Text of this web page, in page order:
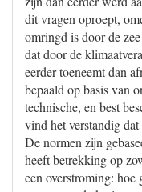
dit vragen oproept,
omringd is door de
dat door de
eerder toeneemt dan
bepaald op basis van
technische, en best
vind het verstandig
De normen zijn
heeft betrekking op
een overstroming: hoe